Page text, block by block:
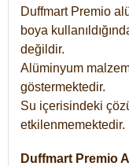
Duffmart Premio
boya
değildir.
Alüminyum
göstermektedir.
Su içerisindeki
etkilenmemektedir.
Duffmart Premio